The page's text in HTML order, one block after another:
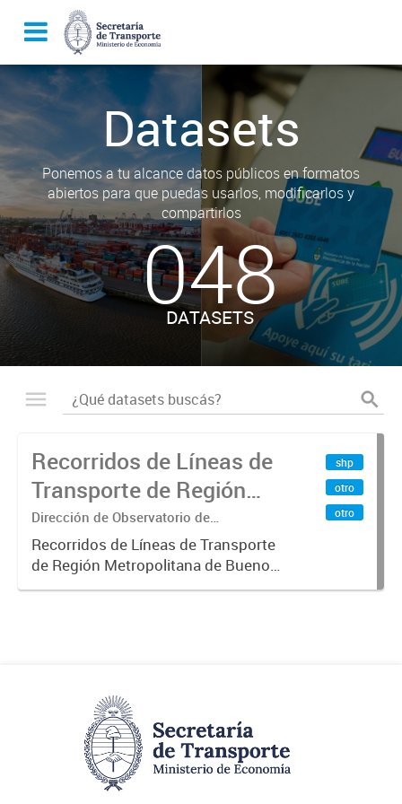
Datasets
Ponemos a tu alcance datos públicos en formatos
abiertos para que puedas usarlos, modificarlos y
compartirlos
048
DATASETS
Recorridos de Líneas de
Transporte de Región
Metropolitana de
Buenos Aires (RMBA)
Dirección de Observatorio de
Transporte, Estudio y Sistemas
Recorridos de Líneas de Transporte
de Región Metropolitana de Buenos
Aires (RMBA).-
shp
otro
otro